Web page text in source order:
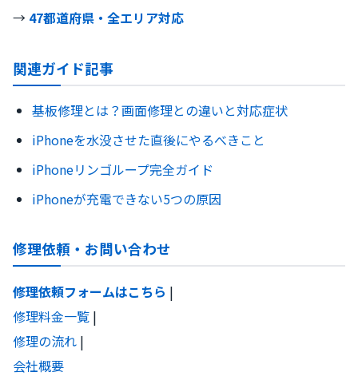
→ 47都道府県・全エリア対応
関連ガイド記事
基板修理とは？画面修理との違いと対応症状
iPhoneを水没させた直後にやるべきこと
iPhoneリンゴループ完全ガイド
iPhoneが充電できない5つの原因
修理依頼・お問い合わせ
修理依頼フォームはこちら |
修理料金一覧 |
修理の流れ |
会社概要